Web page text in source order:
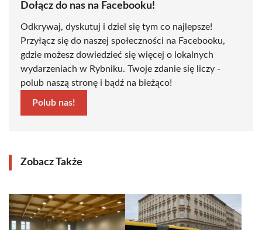
Dołącz do nas na Facebooku!
Odkrywaj, dyskutuj i dziel się tym co najlepsze!
Przyłącz się do naszej społeczności na Facebooku,
gdzie możesz dowiedzieć się więcej o lokalnych
wydarzeniach w Rybniku. Twoje zdanie się liczy -
polub naszą stronę i bądź na bieżąco!
Polub nas!
Zobacz Także